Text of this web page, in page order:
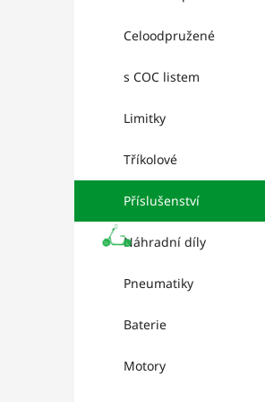
Celoodpružené
s COC listem
Limitky
Tříkolové
Příslušenství
Náhradní díly
Pneumatiky
Baterie
Motory